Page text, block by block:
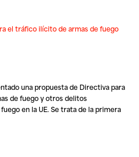
el tráfico ilícito de armas de fuego
una propuesta de Directiva para
de fuego y otros delitos
en la UE. Se trata de la primera